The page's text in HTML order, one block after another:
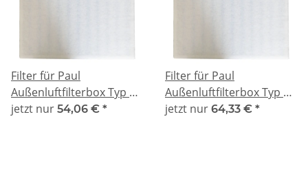
Filter für Paul
Außenluftfilterbox Typ E -
kompatibel F7/G2
jetzt nur 54,06 € *
Filter für Paul
Außenluftfilterbox Typ E -
kompatibel F8/G2
jetzt nur 64,33 € *